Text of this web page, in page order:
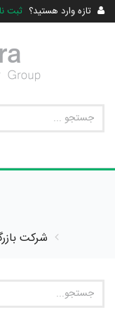
تازه وارد هستید؟ ثبت
شرکت